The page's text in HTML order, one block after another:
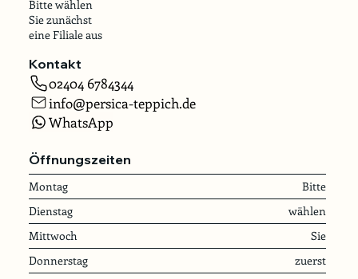
Bitte wählen
Sie zunächst
eine Filiale aus
Kontakt
02404 6784344
info@persica-teppich.de
WhatsApp
Öffnungszeiten
Montag
Bitte
Dienstag
wählen
Mittwoch
Sie
Donnerstag
zuerst